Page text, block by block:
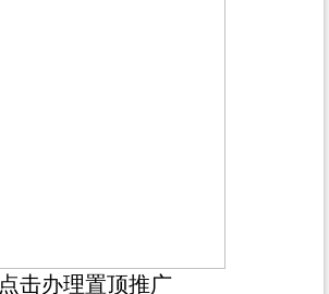
点击办理置顶推广